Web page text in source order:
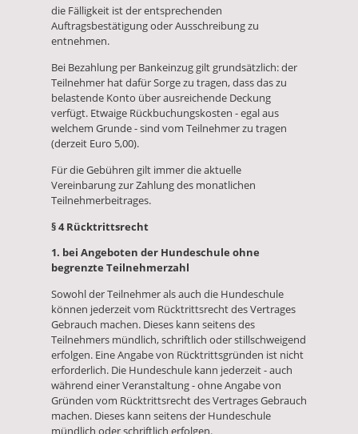
die Fälligkeit ist der entsprechenden
Auftragsbestätigung oder Ausschreibung zu
entnehmen.
Bei Bezahlung per Bankeinzug gilt grundsätzlich: der
Teilnehmer hat dafür Sorge zu tragen, dass das zu
belastende Konto über ausreichende Deckung
verfügt. Etwaige Rückbuchungskosten - egal aus
welchem Grunde - sind vom Teilnehmer zu tragen
(derzeit Euro 5,00).
Für die Gebühren gilt immer die aktuelle
Vereinbarung zur Zahlung des monatlichen
Teilnehmerbeitrages.
§ 4 Rücktrittsrecht
1. bei Angeboten der Hundeschule ohne
begrenzte Teilnehmerzahl
Sowohl der Teilnehmer als auch die Hundeschule
können jederzeit vom Rücktrittsrecht des Vertrages
Gebrauch machen. Dieses kann seitens des
Teilnehmers mündlich, schriftlich oder stillschweigend
erfolgen. Eine Angabe von Rücktrittsgründen ist nicht
erforderlich. Die Hundeschule kann jederzeit - auch
während einer Veranstaltung - ohne Angabe von
Gründen vom Rücktrittsrecht des Vertrages Gebrauch
machen. Dieses kann seitens der Hundeschule
mündlich oder schriftlich erfolgen.